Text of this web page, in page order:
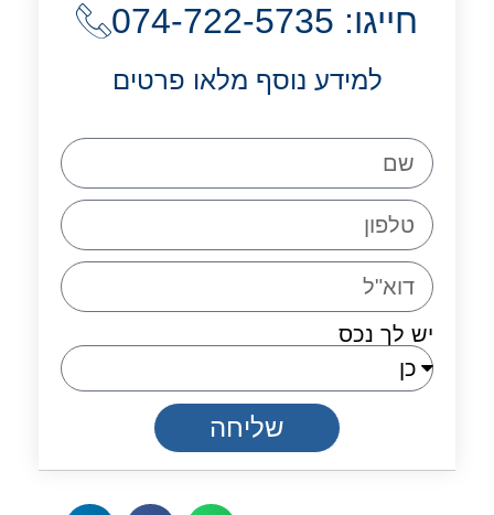
חייגו: 074-722-5735
למידע נוסף מלאו פרטים
יש לך נכס
שליחה